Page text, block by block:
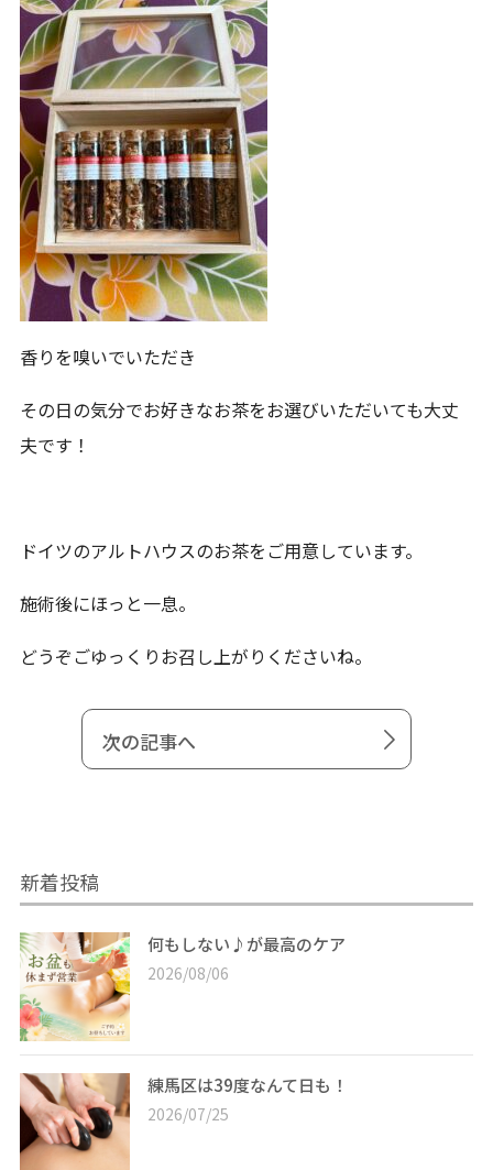
香りを嗅いでいただき
その日の気分でお好きなお茶をお選びいただいても大丈
夫です！
ドイツのアルトハウスのお茶をご用意しています。
施術後にほっと一息。
どうぞごゆっくりお召し上がりくださいね。
次の記事へ
新着投稿
何もしない♪が最高のケア
2026/08/06
練馬区は39度なんて日も！
2026/07/25